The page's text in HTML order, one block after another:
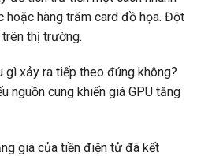
hoặc hàng trăm card đồ họa. Đột
thị trường.
gì xảy ra tiếp theo đúng không?
nguồn cung khiến giá GPU tăng
giá của tiền điện tử đã kết